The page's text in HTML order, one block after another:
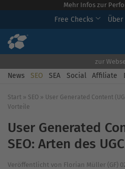
Mehr Infos zur
Free Checks Über
zur
News SEO SEA Social Affiliate
Start » SEO » User Generated Content
Vorteile
User Generated
SEO: Arten des
Veröffentlicht von Florian Müller (GF)